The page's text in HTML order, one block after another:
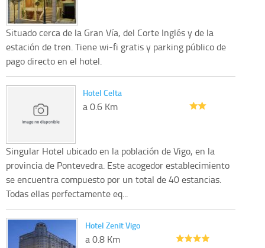
Situado cerca de la Gran Vía, del Corte Inglés y de la
estación de tren. Tiene wi-fi gratis y parking público de
pago directo en el hotel.
Hotel Celta
a 0.6 Km
Singular Hotel ubicado en la población de Vigo, en la
provincia de Pontevedra. Este acogedor establecimiento
se encuentra compuesto por un total de 40 estancias.
Todas ellas perfectamente eq...
Hotel Zenit Vigo
a 0.8 Km